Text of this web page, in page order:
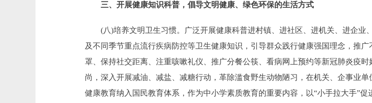
三、开展健康知识科普，倡导文明健康、绿色环保的生活方式
(八)培养文明卫生习惯。广泛开展健康科普进村镇、进社区、进机关、进企业
及不同季节重点流行疾病防控等卫生健康知识，引导群众践行健康强国理念，推
罩、保持社交距离、注重咳嗽礼仪、推广分餐公筷、看病网上预约等新冠肺炎疫
尚，深入开展减油、减盐、减糖行动，革除滥食野生动物陋习，在机关、企事业
健康教育纳入国民教育体系，作为中小学素质教育的重要内容，以“小手拉大手”